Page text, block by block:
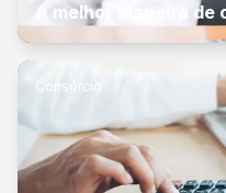
A melhor maneira de
Consórcio